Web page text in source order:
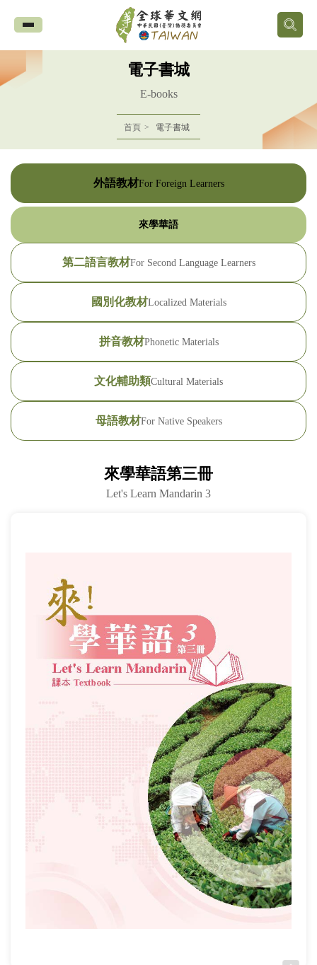
全
球
華
網
中
華
民
國
(臺
灣)
僑
務
電子書城
E-books
首頁 電子書城
外語教材For Foreign Learners
來學華語
第二語言教材For Second Language Learners
國別化教材Localized Materials
拼音教材Phonetic Materials
文化輔助類Cultural Materials
母語教材For Native Speakers
來學華語第三冊
Let's Learn Mandarin 3